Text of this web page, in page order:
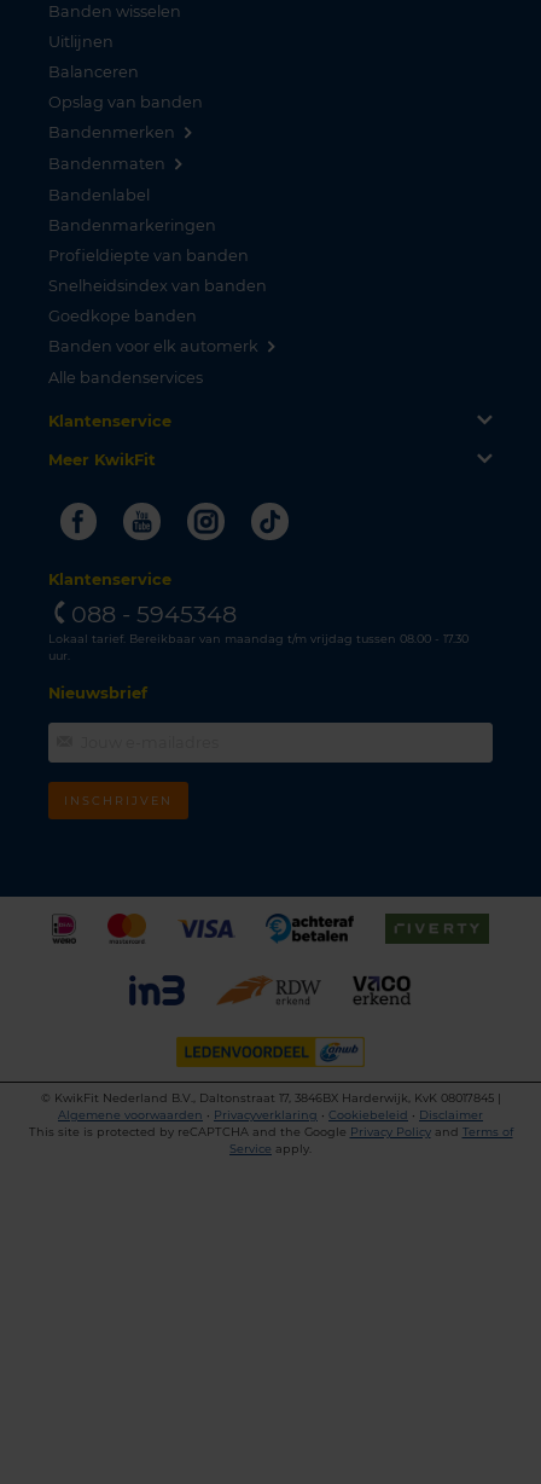
Banden wisselen
Uitlijnen
Balanceren
Opslag van banden
Bandenmerken
Bandenmaten
Bandenlabel
Bandenmarkeringen
Profieldiepte van banden
Snelheidsindex van banden
Goedkope banden
Banden voor elk automerk
Alle bandenservices
Klantenservice
Meer KwikFit
FacebookYoutubeInstagram
Tiktok
Klantenservice
088 - 5945348
Lokaal tarief. Bereikbaar van maandag t/m vrijdag tussen 08.00 - 17.30
uur.
Nieuwsbrief
INSCHRIJVEN
©
KwikFit Nederland B.V., Daltonstraat 17, 3846BX Harderwijk, KvK 08017845 |
Algemene voorwaarden • Privacyverklaring • Cookiebeleid • Disclaimer
This site is protected by reCAPTCHA and the Google Privacy Policyand Terms of
Service apply.